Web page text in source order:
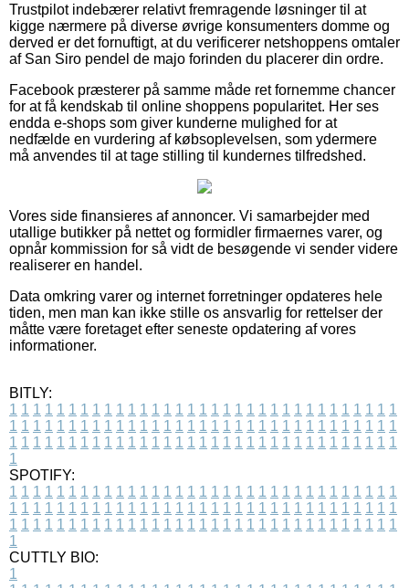
Trustpilot indebærer relativt fremragende løsninger til at
kigge nærmere på diverse øvrige konsumenters domme og
derved er det fornuftigt, at du verificerer netshoppens omtaler
af San Siro pendel de majo forinden du placerer din ordre.
Facebook præsterer på samme måde ret fornemme chancer
for at få kendskab til online shoppens popularitet. Her ses
endda e-shops som giver kunderne mulighed for at
nedfælde en vurdering af købsoplevelsen, som ydermere
må anvendes til at tage stilling til kundernes tilfredshed.
Vores side finansieres af annoncer. Vi samarbejder med
utallige butikker på nettet og formidler firmaernes varer, og
opnår kommission for så vidt de besøgende vi sender videre
realiserer en handel.
Data omkring varer og internet forretninger opdateres hele
tiden, men man kan ikke stille os ansvarlig for rettelser der
måtte være foretaget efter seneste opdatering af vores
informationer.
BITLY:
1 1 1 1 1 1 1 1 1 1 1 1 1 1 1 1 1 1 1 1 1 1 1 1 1 1 1 1 1 1 1 1 1
1 1 1 1 1 1 1 1 1 1 1 1 1 1 1 1 1 1 1 1 1 1 1 1 1 1 1 1 1 1 1 1 1
1 1 1 1 1 1 1 1 1 1 1 1 1 1 1 1 1 1 1 1 1 1 1 1 1 1 1 1 1 1 1 1 1
1
SPOTIFY:
1 1 1 1 1 1 1 1 1 1 1 1 1 1 1 1 1 1 1 1 1 1 1 1 1 1 1 1 1 1 1 1 1
1 1 1 1 1 1 1 1 1 1 1 1 1 1 1 1 1 1 1 1 1 1 1 1 1 1 1 1 1 1 1 1 1
1 1 1 1 1 1 1 1 1 1 1 1 1 1 1 1 1 1 1 1 1 1 1 1 1 1 1 1 1 1 1 1 1
1
CUTTLY BIO:
1